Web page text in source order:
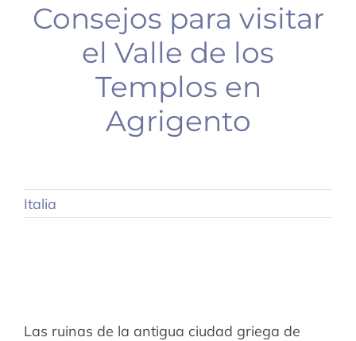
Consejos para visitar
el Valle de los
Templos en
Agrigento
Italia
Las ruinas de la antigua ciudad griega de